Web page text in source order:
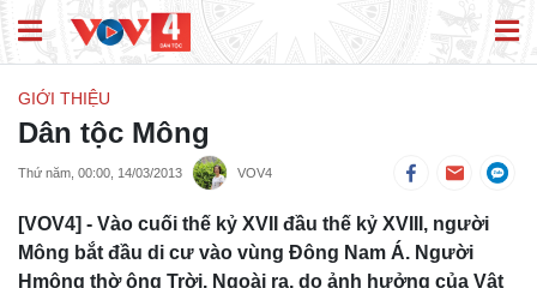
GIỚI THIỆU
Dân tộc Mông
Thứ năm, 00:00, 14/03/2013 VOV4
[VOV4] - Vào cuối thế kỷ XVII đầu thế kỷ XVIII, người
Mông bắt đầu di cư vào vùng Đông Nam Á. Người
Hmông thờ ông Trời. Ngoài ra, do ảnh hưởng của Vật